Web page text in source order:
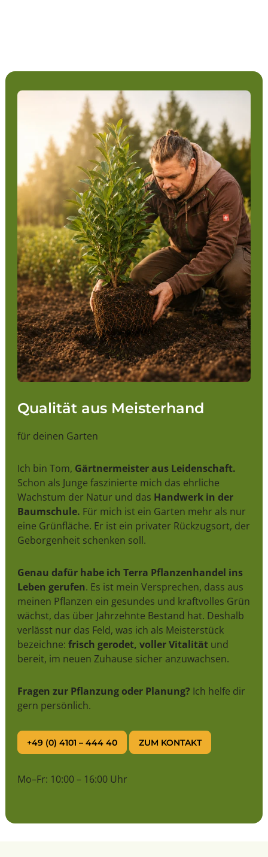
Qualität aus Meisterhand
für deinen Garten
Ich bin Tom, Gärtnermeister aus Leidenschaft.
Schon als Junge faszinierte mich das ehrliche
Wachstum der Natur und das Handwerk in der
Baumschule. Für mich ist ein Garten mehr als nur
eine Grünfläche. Er ist ein privater Rückzugsort, der
Geborgenheit schenken soll.
Genau dafür habe ich Terra Pflanzenhandel ins
Leben gerufen. Es ist mein Versprechen, dass aus
meinen Pflanzen ein gesundes und kraftvolles Grün
wächst, das über Jahrzehnte Bestand hat. Deshalb
verlässt nur das Feld, was ich als Meisterstück
bezeichne: frisch gerodet, voller Vitalitätund
bereit, im neuen Zuhause sicher anzuwachsen.
Fragen zur Pflanzung oder Planung? Ich helfe dir
gern persönlich.
+49 (0) 4101 – 444 40 ZUM KONTAKT
Mo–Fr: 10:00 – 16:00 Uhr